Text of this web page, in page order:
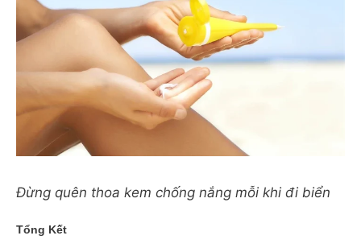
Đừng quên thoa kem chống nắng mỗi khi đi biển
Tổng Kết